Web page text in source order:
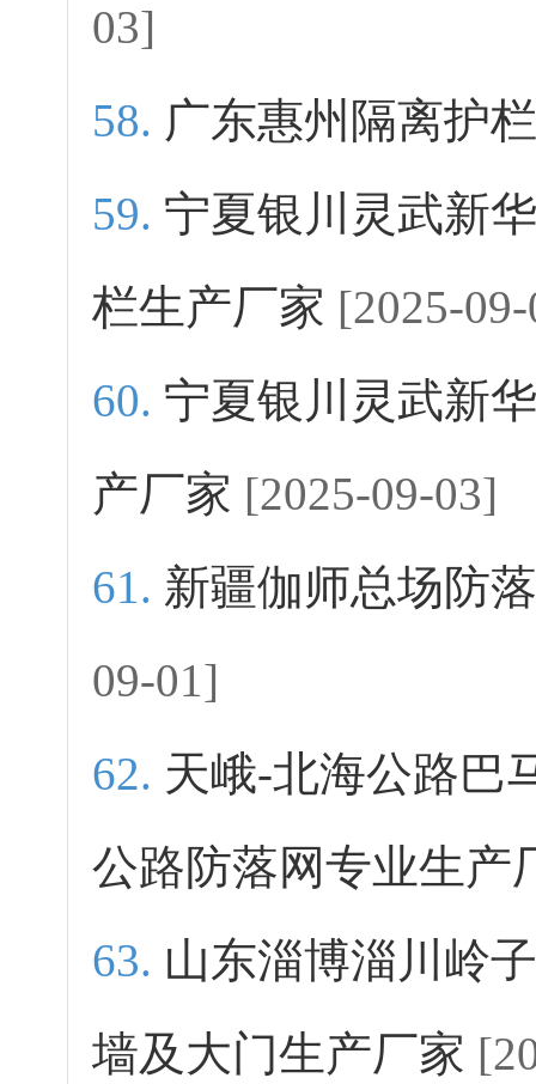
03]
广东惠州隔离护
宁夏银川灵武新
栏生产厂家 [2025-
宁夏银川灵武新
产厂家 [2025-09-03]
新疆伽师总场防
09-01]
天峨-北海公路巴
公路防落网专业生产
山东淄博淄川岭
墙及大门生产厂家